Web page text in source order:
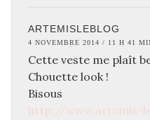
ARTEMISLEBLOG
4 NOVEMBRE 2014 / 11 H 41
Cette veste me plaît
Chouette look !
Bisous
http://www.artemis-